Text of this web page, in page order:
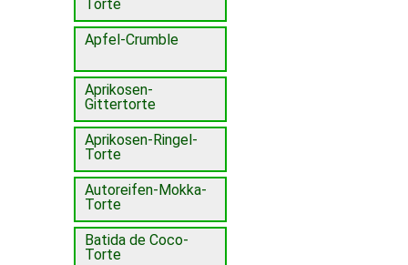
Torte
Apfel-Crumble
Aprikosen-
Gittertorte
Aprikosen-Ringel-
Torte
Autoreifen-Mokka-
Torte
Batida de Coco-
Torte